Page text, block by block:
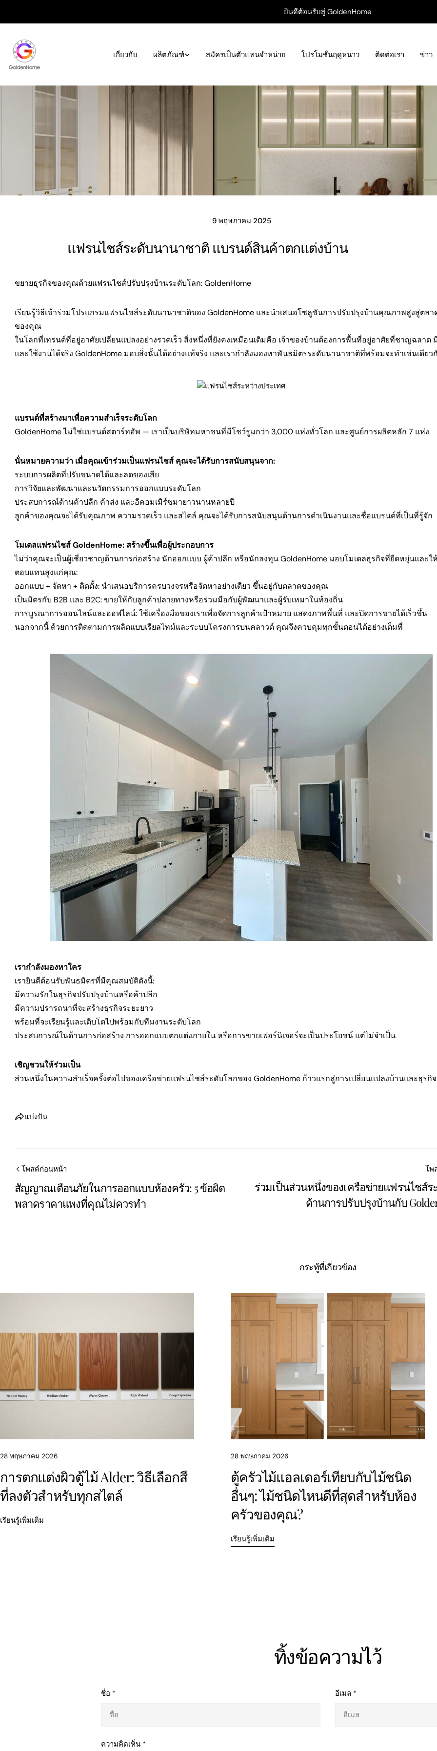
เนื้อหา
ยินดีต้อนรับสู่ GoldenHome
เกี่ยวกับ ผลิตภัณฑ์ สมัครเป็นตัวแทนจำหน่าย โปรโมชั่นฤดูหนาว ติดต่อเรา ข่าว
9 พฤษภาคม 2025
แฟรนไชส์ระดับนานาชาติ แบรนด์สินค้าตกแต่งบ้าน
ขยายธุรกิจของคุณด้วยแฟรนไชส์ปรับปรุงบ้านระดับโลก: GoldenHome
เรียนรู้วิธีเข้าร่วมโปรแกรมแฟรนไชส์ระดับนานาชาติของ GoldenHome และนำเสนอโซลูชันการปรับปรุงบ้านคุณภาพสูงสู่ตล
ของคุณ
ในโลกที่เทรนด์ที่อยู่อาศัยเปลี่ยนแปลงอย่างรวดเร็ว สิ่งหนึ่งที่ยังคงเหมือนเดิมคือ เจ้าของบ้านต้องการพื้นที่อยู่อาศัยที่ชาญฉลาด
และใช้งานได้จริง GoldenHome มอบสิ่งนั้นได้อย่างแท้จริง และเรากำลังมองหาพันธมิตรระดับนานาชาติที่พร้อมจะทำเช่นเดียว
แบรนด์ที่สร้างมาเพื่อความสำเร็จระดับโลก
GoldenHome ไม่ใช่แบรนด์สตาร์ทอัพ — เราเป็นบริษัทมหาชนที่มีโชว์รูมกว่า 3,000 แห่งทั่วโลก และศูนย์การผลิตหลัก 7 แห่ง
นั่นหมายความว่า เมื่อคุณเข้าร่วมเป็นแฟรนไชส์ ​​คุณจะได้รับการสนับสนุนจาก:
ระบบการผลิตที่ปรับขนาดได้และลดของเสีย
การวิจัยและพัฒนาและนวัตกรรมการออกแบบระดับโลก
ประสบการณ์ด้านค้าปลีก ค้าส่ง และอีคอมเมิร์ซมายาวนานหลายปี
ลูกค้าของคุณจะได้รับคุณภาพ ความรวดเร็ว และสไตล์ คุณจะได้รับการสนับสนุนด้านการดำเนินงานและชื่อแบรนด์ที่เป็นที่รู้จัก
โมเดลแฟรนไชส์ ​​GoldenHome: สร้างขึ้นเพื่อผู้ประกอบการ
ไม่ว่าคุณจะเป็นผู้เชี่ยวชาญด้านการก่อสร้าง นักออกแบบ ผู้ค้าปลีก หรือนักลงทุน GoldenHome มอบโมเดลธุรกิจที่ยืดหยุ่นและใ
ตอบแทนสูงแก่คุณ:
ออกแบบ + จัดหา + ติดตั้ง: นำเสนอบริการครบวงจรหรือจัดหาอย่างเดียว ขึ้นอยู่กับตลาดของคุณ
เป็นมิตรกับ B2B และ B2C: ขายให้กับลูกค้าปลายทางหรือร่วมมือกับผู้พัฒนาและผู้รับเหมาในท้องถิ่น
การบูรณาการออนไลน์และออฟไลน์: ใช้เครื่องมือของเราเพื่อจัดการลูกค้าเป้าหมาย แสดงภาพพื้นที่ และปิดการขายได้เร็วขึ้น
นอกจากนี้ ด้วยการติดตามการผลิตแบบเรียลไทม์และระบบโครงการบนคลาวด์ คุณจึงควบคุมทุกขั้นตอนได้อย่างเต็มที่
เรากำลังมองหาใคร
เรายินดีต้อนรับพันธมิตรที่มีคุณสมบัติดังนี้:
มีความรักในธุรกิจปรับปรุงบ้านหรือค้าปลีก
มีความปรารถนาที่จะสร้างธุรกิจระยะยาว
พร้อมที่จะเรียนรู้และเติบโตไปพร้อมกับทีมงานระดับโลก
ประสบการณ์ในด้านการก่อสร้าง การออกแบบตกแต่งภายใน หรือการขายเฟอร์นิเจอร์จะเป็นประโยชน์ แต่ไม่จำเป็น
เชิญชวนให้ร่วมเป็น
ส่วนหนึ่งในความสำเร็จครั้งต่อไปของเครือข่ายแฟรนไชส์ระดับโลกของ GoldenHome ก้าวแรกสู่การเปลี่ยนแปลงบ้านและธุร
แบ่งปัน
แบ่งปันบทความนี้
โพสต์ก่อนหน้า
สัญญาณเตือนภัยในการออกแบบห้องครัว: 5 ข้อผิด
พลาดราคาแพงที่คุณไม่ควรทำ
โพ
ร่วมเป็นส่วนหนึ่งของเครือข่ายแฟรนไชส์ร
ด้านการปรับปรุงบ้านกับ
กระทู้ที่เกี่ยวข้อง
28 พฤษภาคม 2026
การตกแต่งผิวตู้ไม้ Alder: วิธีเลือกสี
ที่ลงตัวสำหรับทุกสไตล์
เรียนรู้เพิ่มเติม
28 พฤษภาคม 2026
ตู้ครัวไม้แอลเดอร์เทียบกับไม้ชนิด
อื่นๆ: ไม้ชนิดไหนดีที่สุดสำหรับห้อง
ครัวของคุณ?
เรียนรู้เพิ่มเติม
ทิ้งข้อความไว้
ชื่อ * อีเมล *
ความคิดเห็น *